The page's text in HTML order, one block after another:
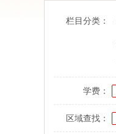
栏目分类：
学费：
区域查找：